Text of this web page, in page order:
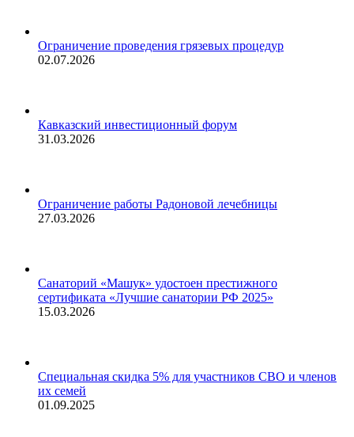
Ограничение проведения грязевых процедур
02.07.2026
Кавказский инвестиционный форум
31.03.2026
Ограничение работы Радоновой лечебницы
27.03.2026
Санаторий «Машук» удостоен престижного
сертификата «Лучшие санатории РФ 2025»
15.03.2026
Специальная скидка 5% для участников СВО и членов
их семей
01.09.2025